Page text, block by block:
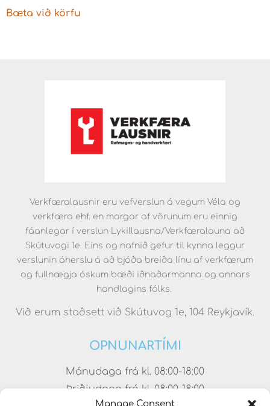
Manage Consent
Bæta við körfu
Verkfæralausnir eru vefverslun á vegum Véla og
verkfæra ehf. en margar af vörunum eru einnig
fáanlegar í verslun Lykillausna/Verkfæralauna að
Skútuvogi 1e. Eins og nafnið gefur til kynna leggur
verslunin áherslu á að bjóða breiða línu af verkfærum
og fullnægja óskum bæði iðnaðarmanna og annars
handlagins fólks.
Við erum staðsett við Skútuvog 1e, 104 Reykjavík.
OPNUNARTÍMI
Mánudaga frá kl. 08:00-18:00
Þriðjudaga frá kl. 08:00-18:00